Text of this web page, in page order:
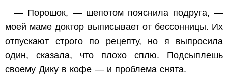
— Порошок, — шепотом пояснила подруга, —
моей маме доктор выписывает от бессонницы. Их
отпускают строго по рецепту, но я выпросила
один, сказала, что плохо сплю. Подсыплешь
своему Дику в кофе — и проблема снята.